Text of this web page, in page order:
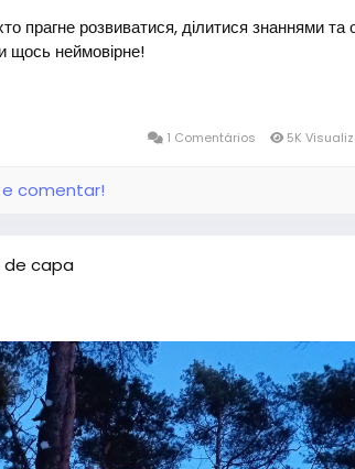
прагне розвиватися, ділитися знаннями та
щось неймовірне!
1 Comentários 5K
e comentar!
capa